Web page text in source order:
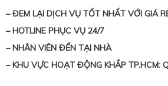
– ĐEM LẠI DỊCH VỤ TỐT NHẤT VỚI GIÁ
– HOTLINE PHỤC VỤ 24/7
– NHÂN VIÊN ĐẾN TẠI NHÀ
– KHU VỰC HOẠT ĐỘNG KHẮP TP.HCM: